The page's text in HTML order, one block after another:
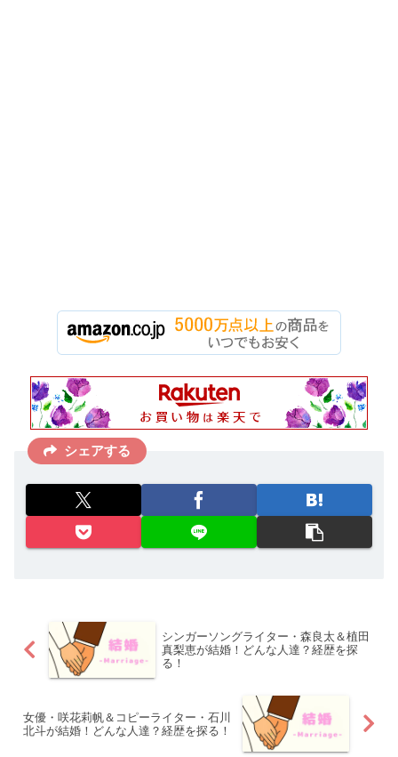
シェアする
シンガーソングライター・森良太＆植田
真梨恵が結婚！どんな人達？経歴を探
る！
女優・咲花莉帆＆コピーライター・石川
北斗が結婚！どんな人達？経歴を探る！